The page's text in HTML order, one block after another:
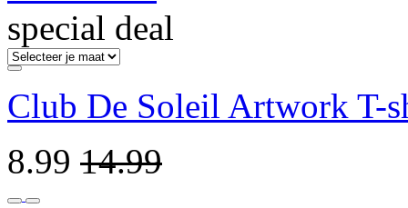
special deal
Club De Soleil Artwork T-
8.99 14.99